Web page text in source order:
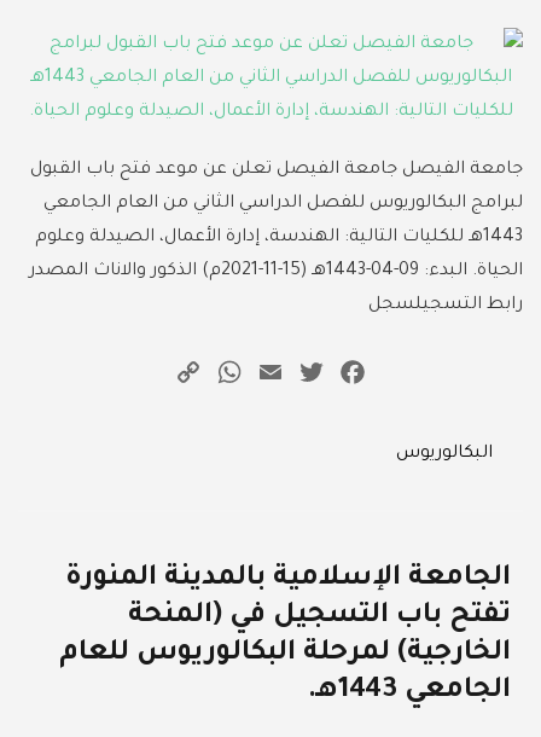
جامعة الفيصل جامعة الفيصل تعلن عن موعد فتح باب القبول
لبرامج البكالوريوس للفصل الدراسي الثاني من العام الجامعي
1443هـ للكليات التالية: الهندسة، إدارة الأعمال، الصيدلة وعلوم
الحياة. البدء: 09-04-1443هـ (15-11-2021م) الذكور والاناث المصدر
رابط التسجيلسجل
Facebook
Twitter
Email
WhatsApp
Categories
البكالوريوس
الجامعة الإسلامية بالمدينة المنورة
تفتح باب التسجيل في (المنحة
الخارجية) لمرحلة البكالوريوس للعام
الجامعي 1443هـ.